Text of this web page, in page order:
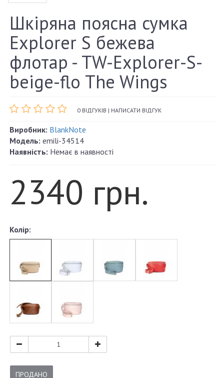
Шкіряна поясна сумка
Explorer S бежева
флотар - TW-Explorer-S-
beige-flo The Wings
0 ВІДГУКІВ | НАПИСАТИ ВІДГУК
Виробник: BlankNote
Модель: emili-34514
Наявність: Немає в наявності
2340 грн.
Колір:
ПРОДАНО